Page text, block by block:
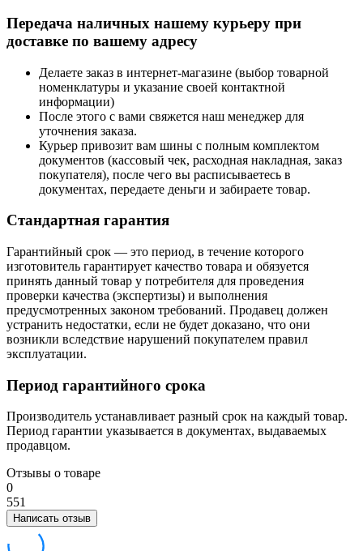
Передача наличных нашему курьеру при
доставке по вашему адресу
Делаете заказ в интернет-магазине (выбор товарной
номенклатуры и указание своей контактной
информации)
После этого с вами свяжется наш менеджер для
уточнения заказа.
Курьер привозит вам шины с полным комплектом
документов (кассовый чек, расходная накладная, заказ
покупателя), после чего вы расписываетесь в
документах, передаете деньги и забираете товар.
Стандартная гарантия
Гарантийный срок — это период, в течение которого
изготовитель гарантирует качество товара и обязуется
принять данный товар у потребителя для проведения
проверки качества (экспертизы) и выполнения
предусмотренных законом требований. Продавец должен
устранить недостатки, если не будет доказано, что они
возникли вследствие нарушений покупателем правил
эксплуатации.
Период гарантийного срока
Производитель устанавливает разный срок на каждый товар.
Период гарантии указывается в документах, выдаваемых
продавцом.
Отзывы о товаре
0
551
Написать отзыв